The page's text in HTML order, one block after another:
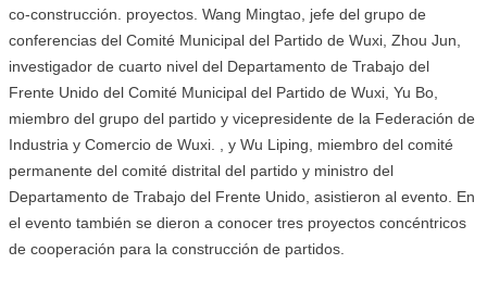
co-construcción. proyectos. Wang Mingtao, jefe del grupo de
conferencias del Comité Municipal del Partido de Wuxi, Zhou Jun,
investigador de cuarto nivel del Departamento de Trabajo del
Frente Unido del Comité Municipal del Partido de Wuxi, Yu Bo,
miembro del grupo del partido y vicepresidente de la Federación de
Industria y Comercio de Wuxi. , y Wu Liping, miembro del comité
permanente del comité distrital del partido y ministro del
Departamento de Trabajo del Frente Unido, asistieron al evento. En
el evento también se dieron a conocer tres proyectos concéntricos
de cooperación para la construcción de partidos.